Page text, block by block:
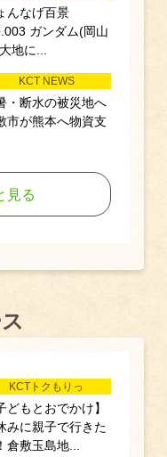
んなげ百景
ガンダム(岡山
地に...
KCT NEWS
・断水の被災地へ
市が熊本へ物資支
見る
KCTトクもりっ
どもとおでかけ】
みに親子で行きた
倉敷玉島地...